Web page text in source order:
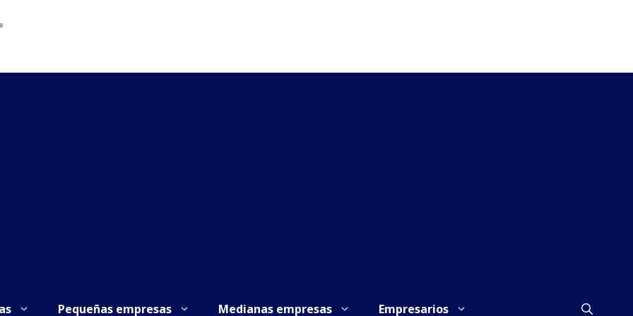
Pequeñas empresas Medianas empresas Empresarios